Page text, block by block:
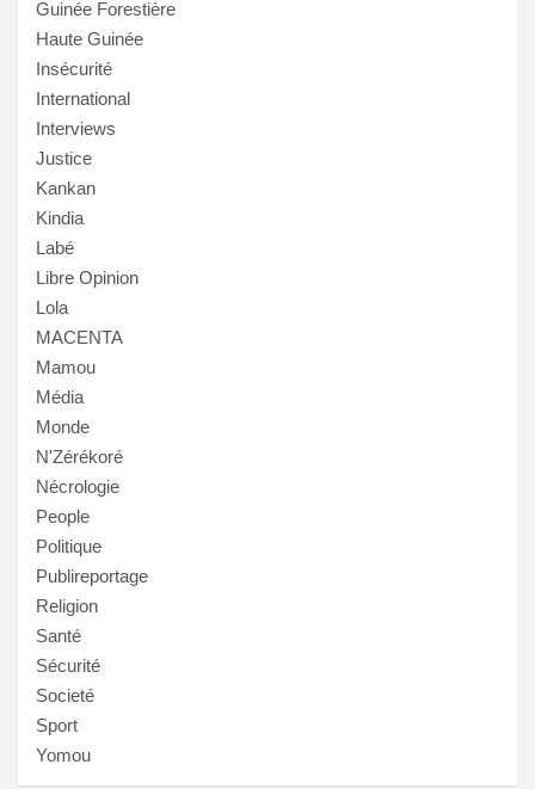
Guinée Forestière
Haute Guinée
Insécurité
International
Interviews
Justice
Kankan
Kindia
Labé
Libre Opinion
Lola
MACENTA
Mamou
Média
Monde
N'Zérékoré
Nécrologie
People
Politique
Publireportage
Religion
Santé
Sécurité
Societé
Sport
Yomou